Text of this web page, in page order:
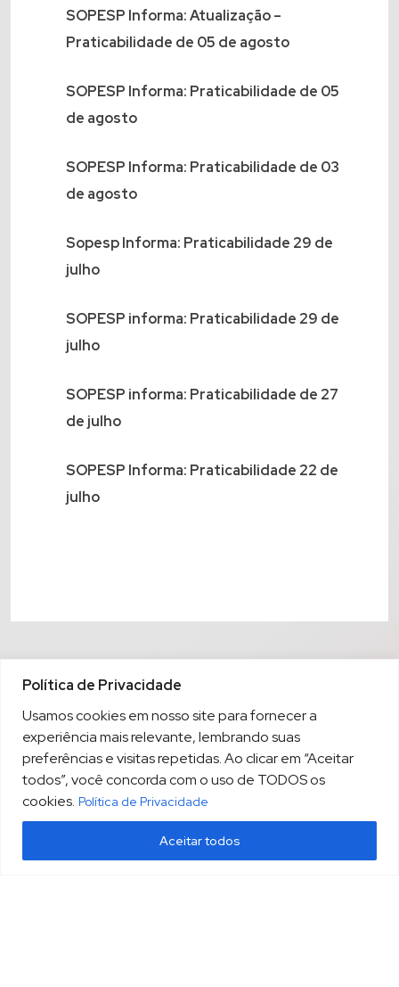
Política de Privacidade
Usamos cookies em nosso site para fornecer a
experiência mais relevante, lembrando suas
preferências e visitas repetidas. Ao clicar em “Aceitar
todos”, você concorda com o uso de TODOS os
cookies. Política de Privacidade
Aceitar todos
SOPESP Informa: Atualização –
Praticabilidade de 05 de agosto
SOPESP Informa: Praticabilidade de 05
de agosto
SOPESP Informa: Praticabilidade de 03
de agosto
Sopesp Informa: Praticabilidade 29 de
julho
SOPESP informa: Praticabilidade 29 de
julho
SOPESP informa: Praticabilidade de 27
de julho
SOPESP Informa: Praticabilidade 22 de
julho